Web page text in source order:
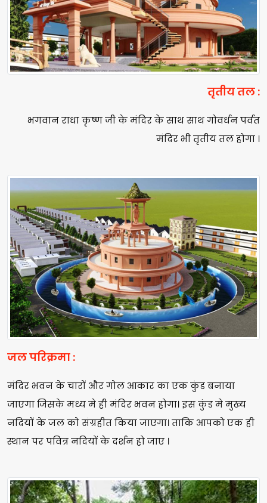
तृतीय तल :
भगवान राधा कृष्ण जी के मंदिर के साथ साथ गोवर्धन पर्वत
मंदिर भी तृतीय तल होगा ।
जल परिक्रमा :
मंदिर भवन के चारों और गोल आकार का एक कुंड बनाया
जाएगा जिसके मध्य मे ही मंदिर भवन होगा। इस कुंड मे मुख्य
नदियों के जल को संग्रहीत किया जाएगा। ताकि आपको एक ही
स्थान पर पवित्र नदियों के दर्शन हो जाए ।